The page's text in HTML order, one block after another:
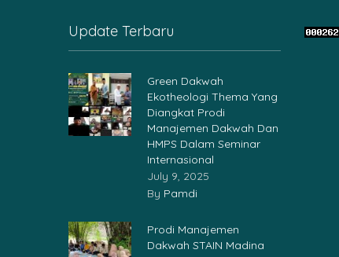
Update Terbaru
Green Dakwah
Ekotheologi Thema Yang
Diangkat Prodi
Manajemen Dakwah Dan
HMPS Dalam Seminar
Internasional
July 9, 2025
By Pamdi
Prodi Manajemen
Dakwah STAIN Madina